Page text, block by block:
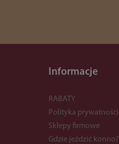
Informacje
RABATY
Polityka prywatności
Sklepy firmowe
Gdzie jeździć konno?